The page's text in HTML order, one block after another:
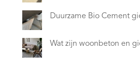
Duurzame Bio Cement
Wat zijn woonbeton en